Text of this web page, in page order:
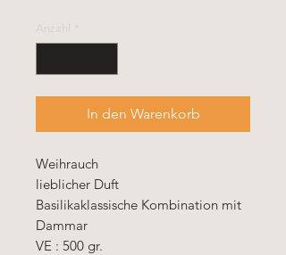
Anzahl
In den Warenkorb
Weihrauch
lieblicher Duft
Basilikaklassische Kombination mit
Dammar
VE : 500 gr.